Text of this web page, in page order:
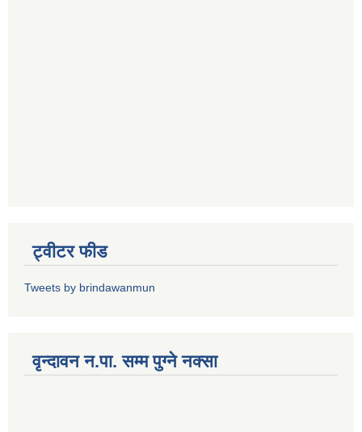
ट्वीटर फीड
Tweets by brindawanmun
वृन्दावन न.पा. सम्म पुग्ने नक्सा